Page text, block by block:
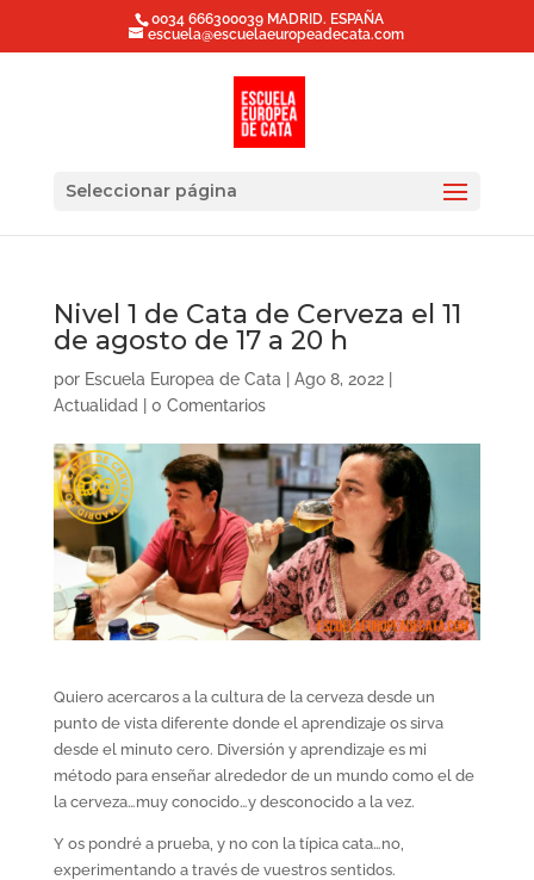
0034 666300039 MADRID. ESPAÑA
escuela@escuelaeuropeadecata.com
Seleccionar página
Nivel 1 de Cata de Cerveza el 11
de agosto de 17 a 20 h
por Escuela Europea de Cata Ago 8, 2022|
Actualidad
0 Comentarios
Quiero acercaros a la cultura de la cerveza desde un
punto de vista diferente donde el aprendizaje os sirva
desde el minuto cero. Diversión y aprendizaje es mi
método para enseñar alrededor de un mundo como el de
la cerveza…muy conocido…y desconocido a la vez.
Y os pondré a prueba, y no con la típica cata…no,
experimentando a través de vuestros sentidos.